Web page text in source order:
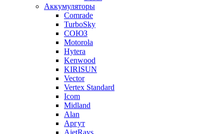
Аккумуляторы
Comrade
TurboSky
СОЮЗ
Motorola
Hytera
Kenwood
KIRISUN
Vector
Vertex Standard
Icom
Midland
Alan
Аргут
AjetRays